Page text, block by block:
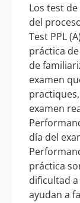
Los test
del
Test PPL
práctica
de
examen
examen
día del
práctica
dificultad
ayudan a